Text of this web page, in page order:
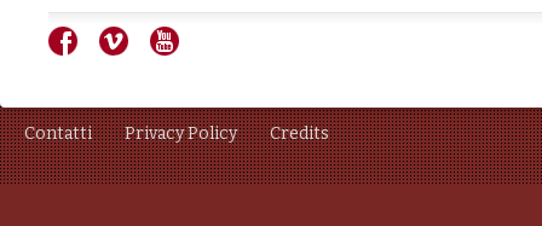
Contatti Privacy Policy Credits